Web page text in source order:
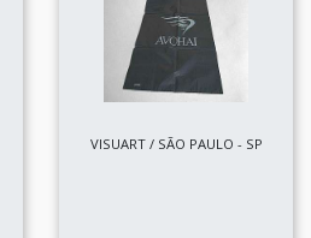
VISUART / SÃO PAULO - SP